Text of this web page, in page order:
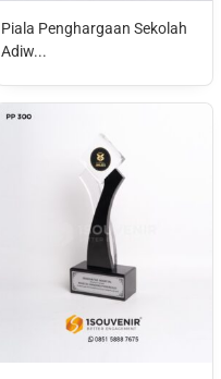
Piala Penghargaan Sekolah
Adiw...